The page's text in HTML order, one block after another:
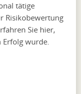
tätige
Risikobewertung
Sie hier,
wurde.